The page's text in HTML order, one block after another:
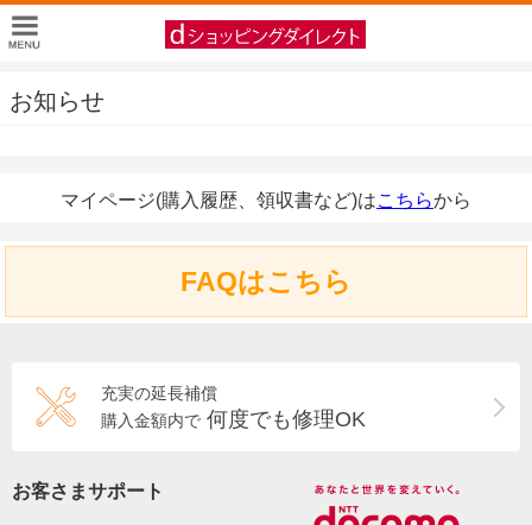
お知らせ
マイページ(購入履歴、領収書など)はこちらから
FAQはこちら
充実の延長補償
購入金額内で 何度でも修理OK
お客さまサポート